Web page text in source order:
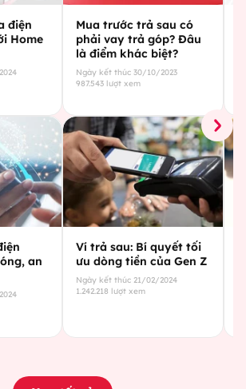
điện
Home
an
Mua trước trả sau có
phải vay trả góp? Đâu
là điểm khác biệt?
Ngày kết thúc 30/10/2023
987.543 lượt xem
Ví trả sau: Bí quyết tối
ưu dòng tiền của Gen Z
Ngày kết thúc 21/02/2024
1.242.218 lượt xem